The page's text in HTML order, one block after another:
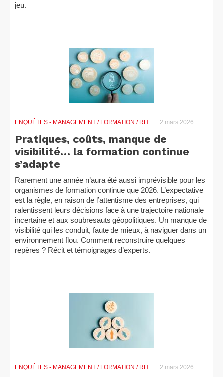
jeu.
ENQUÊTES - MANAGEMENT / FORMATION / RH 2 mars 2026
Pratiques, coûts, manque de
visibilité… la formation continue
s’adapte
Rarement une année n’aura été aussi imprévisible pour les
organismes de formation continue que 2026. L’expectative
est la règle, en raison de l’attentisme des entreprises, qui
ralentissent leurs décisions face à une trajectoire nationale
incertaine et aux soubresauts géopolitiques. Un manque de
visibilité qui les conduit, faute de mieux, à naviguer dans un
environnement flou. Comment reconstruire quelques
repères ? Récit et témoignages d’experts.
ENQUÊTES - MANAGEMENT / FORMATION / RH 2 mars 2026